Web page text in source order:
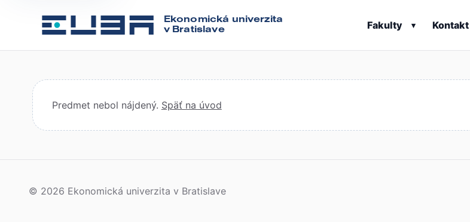
Ekonomická univerzita
v Bratislave
Fakulty ▾ Kontakt
Predmet nebol nájdený. Späť na úvod
© 2026 Ekonomická univerzita v Bratislave